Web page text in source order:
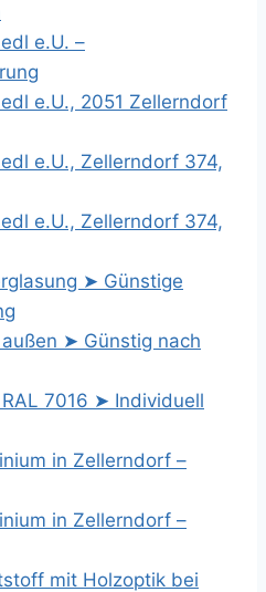
e.U. –
e.U., 2051 Zellerndorf
e.U., Zellerndorf 374,
e.U., Zellerndorf 374,
➤ Günstige
➤ Günstig nach
7016 ➤ Individuell
in Zellerndorf –
in Zellerndorf –
mit Holzoptik bei